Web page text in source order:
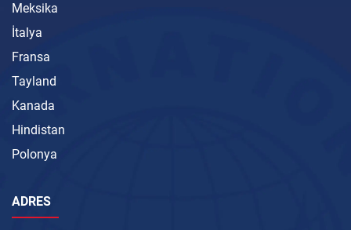
Meksika
İtalya
Fransa
Tayland
Kanada
Hindistan
Polonya
ADRES